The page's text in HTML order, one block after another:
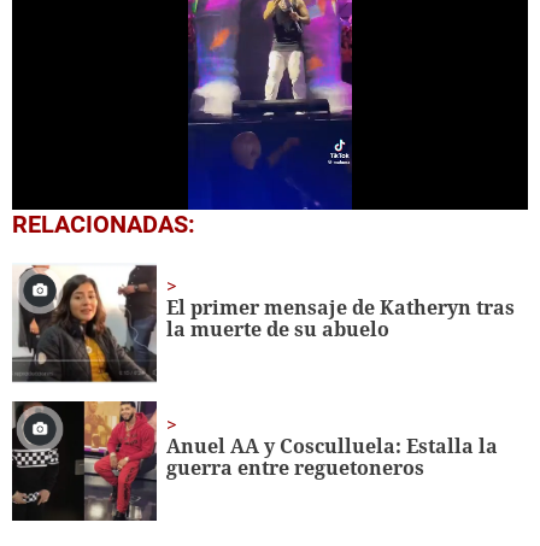
0
seconds
52
seconds
RELACIONADAS:
El primer mensaje de Katheryn tras
la muerte de su abuelo
Anuel AA y Cosculluela: Estalla la
guerra entre reguetoneros